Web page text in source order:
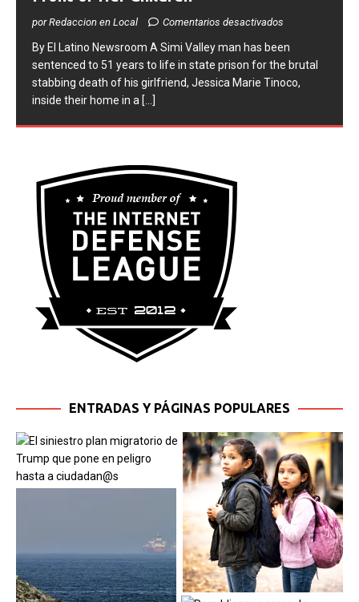
por Redaccion en Local Comentarios desactivados
​By El Latino Newsroom ​A Simi Valley man has been
sentenced to 51 years to life in state prison for the brutal
stabbing death of his girlfriend, Jessica Marie Tinoco,
inside their home in a [...]
ENTRADAS Y PÁGINAS POPULARES